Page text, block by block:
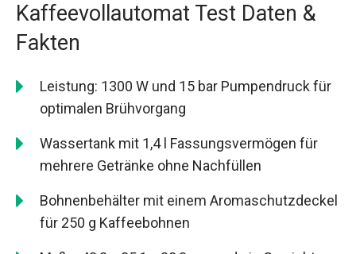
Kaffeevollautomat Test Daten &
Fakten
Leistung: 1300 W und 15 bar Pumpendruck für
optimalen Brühvorgang
Wassertank mit 1,4 l Fassungsvermögen für
mehrere Getränke ohne Nachfüllen
Bohnenbehälter mit einem Aromaschutzdeckel
für 250 g Kaffeebohnen